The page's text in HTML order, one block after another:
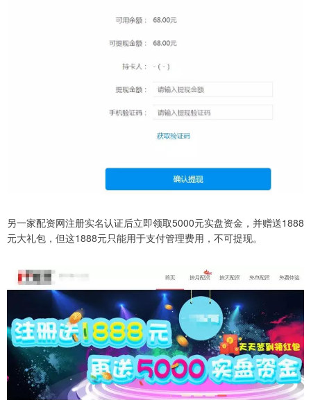
另一家配资网注册实名认证后立即领取5000元实盘资金，并赠送1888
元大礼包，但这1888元只能用于支付管理费用，不可提现。